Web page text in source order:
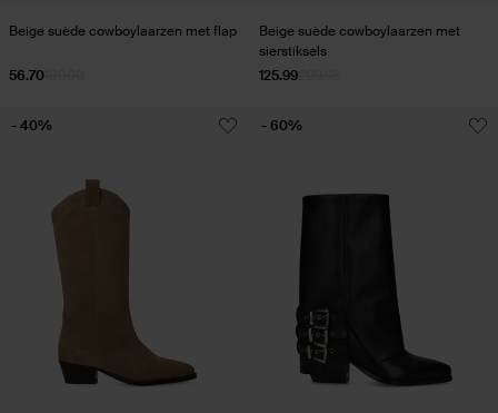
Beige suède cowboylaarzen met flap
56.70
Beige suède cowboylaarzen met
sierstiksels
125.99
- 40% - 60%